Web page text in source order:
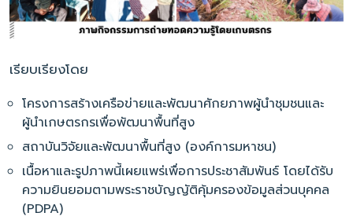
เรียบเรียงโดย
โครงการสร้างเครือข่ายและพัฒนาศักยภาพผู้นำชุมชนและ
ผู้นำเกษตรกรเพื่อพัฒนาพื้นที่สูง
สถาบันวิจัยและพัฒนาพื้นที่สูง (องค์การมหาชน)
เนื้อหาและรูปภาพนี้เผยแพร่เพื่อการประชาสัมพันธ์ โดยได้รับ
ความยินยอมตามพระราชบัญญัติคุ้มครองข้อมูลส่วนบุคคล
(PDPA)